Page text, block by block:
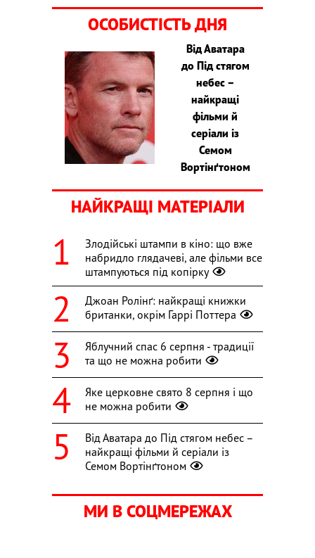
ОСОБИСТІСТЬ ДНЯ
Від Аватара
до Під стягом
небес –
найкращі
фільми й
серіали із
Семом
Вортінґтоном
НАЙКРАЩІ МАТЕРІАЛИ
Злодійські штампи в кіно: що вже
набридло глядачеві, але фільми все
штампуються під копірку
Джоан Ролінґ: найкращі книжки
британки, окрім Гаррі Поттера
Яблучний спас 6 серпня - традиції
та що не можна робити
Яке церковне свято 8 серпня і що
не можна робити
Від Аватара до Під стягом небес –
найкращі фільми й серіали із
Семом Вортінґтоном
МИ В СОЦМЕРЕЖАХ